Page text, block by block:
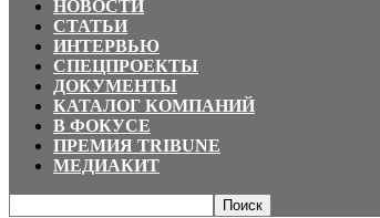
НОВОСТИ
СТАТЬИ
ИНТЕРВЬЮ
СПЕЦПРОЕКТЫ
ДОКУМЕНТЫ
КАТАЛОГ КОМПАНИЙ
В ФОКУСЕ
ПРЕМИЯ TRIBUNE
МЕДИАКИТ